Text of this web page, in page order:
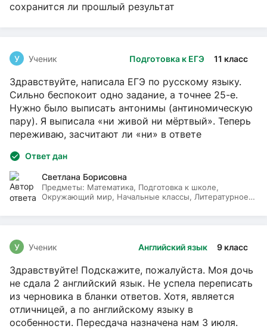
сохранится ли прошлый результат
Подготовка к ЕГЭ 11 класс
У Ученик
Здравствуйте, написала ЕГЭ по русскому языку.
Сильно беспокоит одно задание, а точнее 25-е.
Нужно было выписать антонимы (антиномическую
пару). Я выписала «ни живой ни мёртвый». Теперь
переживаю, засчитают ли «ни» в ответе
Ответ дан
Светлана Борисовна
Предметы: Математика, Подготовка к школе,
Окружающий мир, Начальные классы, Литературное
Английский язык 9 класс
У Ученик
Здравствуйте! Подскажите, пожалуйста. Моя дочь
не сдала 2 английский язык. Не успела переписать
из черновика в бланки ответов. Хотя, является
отличницей, а по английскому языку в
особенности. Пересдача назначена нам 3 июля.